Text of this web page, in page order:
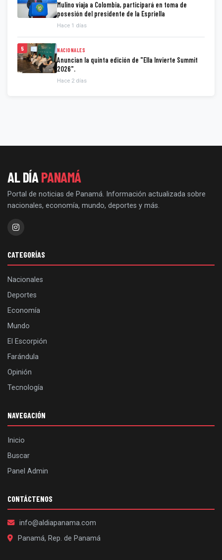
Mulino viaja a Colombia, participará en toma de
posesión del presidente de la Espriella
Hace 1 días
5 NACIONALES
Anuncian la quinta edición de "Ella Invierte Summit
2026".
Hace 2 días
AL DÍAPANAMÁ
Portal de noticias de Panamá. Información actualizada sobre
nacionales, economía, mundo, deportes y más.
CATEGORÍAS
Nacionales
Deportes
Economía
Mundo
El Escorpión
Farándula
Opinión
Tecnología
NAVEGACIÓN
Inicio
Buscar
Panel Admin
CONTÁCTENOS
info@aldiapanama.com
Panamá, Rep. de Panamá